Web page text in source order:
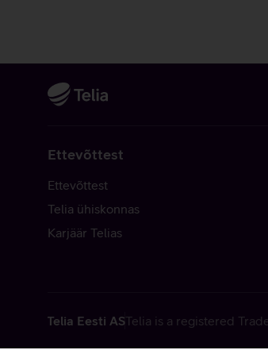
Ettevõttest
Ettevõttest
Telia ühiskonnas
Karjäär Telias
Telia Eesti ASTelia is a registered